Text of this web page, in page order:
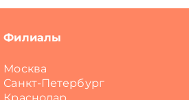
Филиалы
Москва
Санкт-Петербург